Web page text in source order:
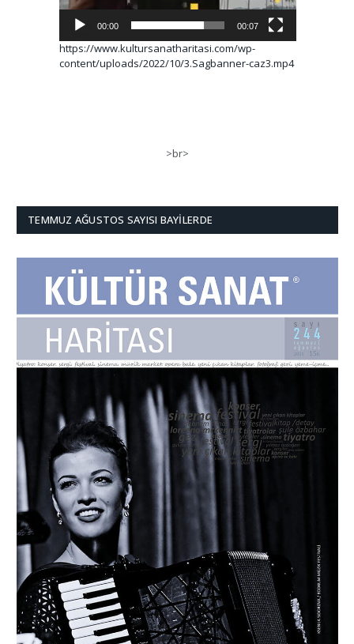
00:00 00:07
https://www.kultursanatharitasi.com/wp-
content/uploads/2022/10/3.Sagbanner-caz3.mp4
>br>
TEMMUZ AĞUSTOS SAYISI BAYILERDE